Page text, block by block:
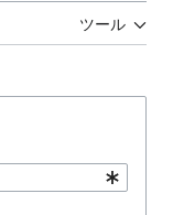
ツール